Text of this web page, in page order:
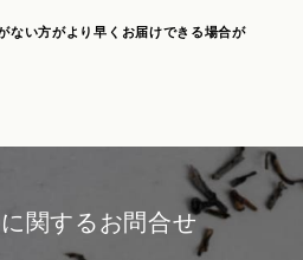
ない方がより早くお届けできる場合が
関するお問合せ